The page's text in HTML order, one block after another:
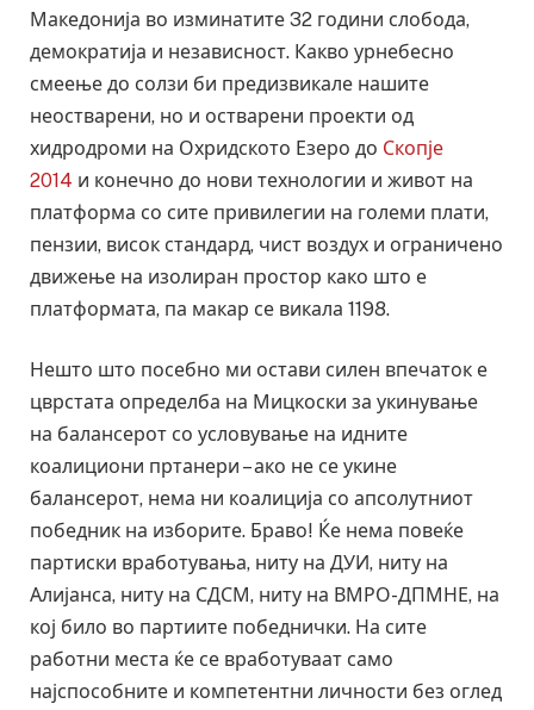
Македонија во изминатите 32 години слобода,
демократија и независност. Какво урнебесно
смеење до солзи би предизвикале нашите
неостварени, но и остварени проекти од
хидродроми на Охридското Езеро до Скопје
2014 и конечно до нови технологии и живот на
платформа со сите привилегии на големи плати,
пензии, висок стандард, чист воздух и ограничено
движење на изолиран простор како што е
платформата, па макар се викала 1198.
Нешто што посебно ми остави силен впечаток е
цврстата определба на Мицкоски за укинување
на балансерот со условување на идните
коалициони пртанери – ако не се укине
балансерот, нема ни коалиција со апсолутниот
победник на изборите. Браво! Ќе нема повеќе
партиски вработувања, ниту на ДУИ, ниту на
Алијанса, ниту на СДСМ, ниту на ВМРО-ДПМНЕ, на
кој било во партиите победнички. На сите
работни места ќе се вработуваат само
најспособните и компетентни личности без оглед